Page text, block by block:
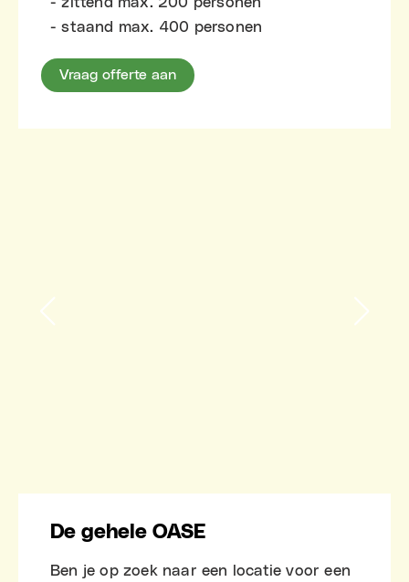
- staand max. 400 personen
Vraag offerte aan
De gehele OASE
Ben je op zoek naar een locatie voor een